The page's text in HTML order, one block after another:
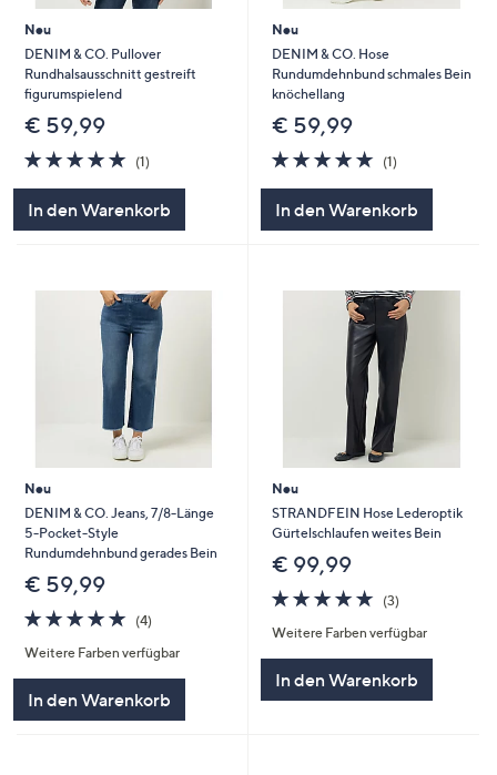
Neu
DENIM & CO. Pullover
Rundhalsausschnitt gestreift
figurumspielend
€ 59,99
5.0
von
5
(1)
In den Warenkorb
Neu
DENIM & CO. Hose
Rundumdehnbund schmales Bein
knöchellang
€ 59,99
5.0
von
(1)1
In den Warenkorb
Neu
DENIM & CO. Jeans, 7/8-Länge
5-Pocket-Style
Rundumdehnbund gerades Bein
€ 59,99
4.8
von
5
(4)
Weitere Farben verfügbar
In den Warenkorb
Neu
STRANDFEIN Hose Lederoptik
Gürtelschlaufen weites Bein
€ 99,99
4.7
von
5
(3)3
Weitere Farben verfügbar
In den Warenkorb